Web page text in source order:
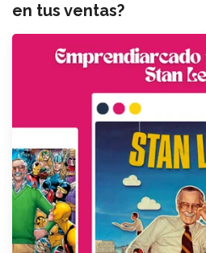
en tus ventas?